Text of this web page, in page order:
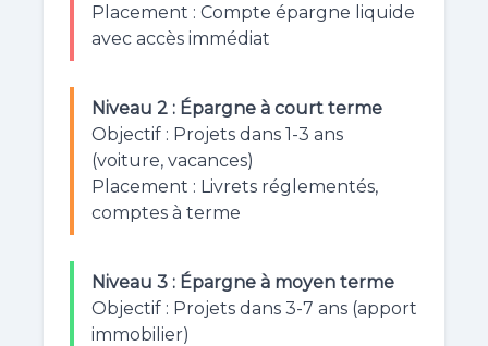
Placement : Compte épargne liquide
avec accès immédiat
Niveau 2 : Épargne à court terme
Objectif : Projets dans 1-3 ans
(voiture, vacances)
Placement : Livrets réglementés,
comptes à terme
Niveau 3 : Épargne à moyen terme
Objectif : Projets dans 3-7 ans (apport
immobilier)